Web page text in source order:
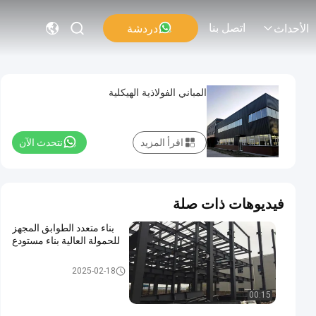
الأحداث اتصل بنا دردشة
المباني الفولاذية الهيكلية
نتحدث الآن اقرأ المزيد
فيديوهات ذات صلة
00:15
بناء متعدد الطوابق المجهز
للحمولة العالية بناء مستودع
مبنى متعدد الطوابق2025-02-18